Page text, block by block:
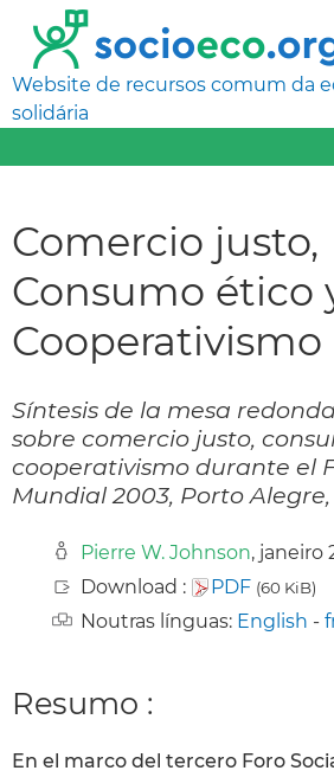
Website de recursos comum da
solidária
Comercio justo,
Consumo ético
Cooperativismo
Síntesis de la mesa
sobre comercio justo,
cooperativismo durante el
Mundial 2003, Porto Alegre,
Pierre W. Johnson, janeiro
Download :
PDF (60 KiB)
Noutras línguas: English -
Resumo :
En el marco del tercero Foro